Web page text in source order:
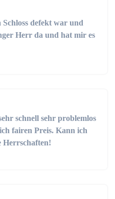
defekt war und
Herr da und hat mir es
schnell sehr problemlos
fairen Preis. Kann ich
Herrschaften!